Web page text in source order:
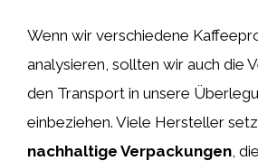
Wenn wir verschiedene
analysieren, sollten wir auch die
den Transport in unsere
einbeziehen. Viele Hersteller
nachhaltige Verpackungen ,